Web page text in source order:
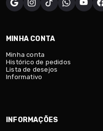
MINHA CONTA
Minha conta
Histórico de pedidos
Lista de desejos
Informativo
INFORMAÇÕES